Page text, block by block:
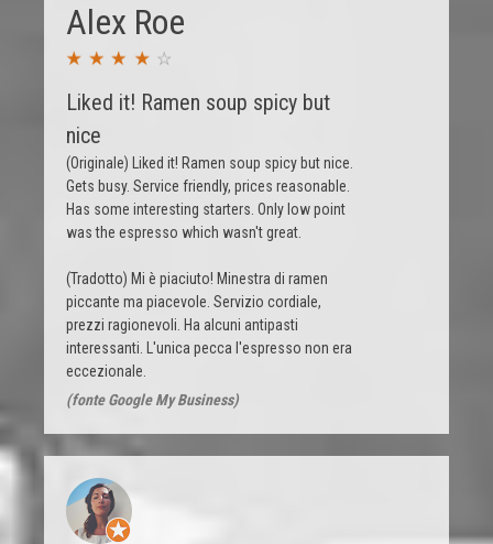
Alex Roe
Liked it! Ramen soup spicy but
nice
(Originale) Liked it! Ramen soup spicy but nice.
Gets busy. Service friendly, prices reasonable.
Has some interesting starters. Only low point
was the espresso which wasn't great.
(Tradotto) Mi è piaciuto! Minestra di ramen
piccante ma piacevole. Servizio cordiale,
prezzi ragionevoli. Ha alcuni antipasti
interessanti. L'unica pecca l'espresso non era
eccezionale.
(fonte Google My Business)